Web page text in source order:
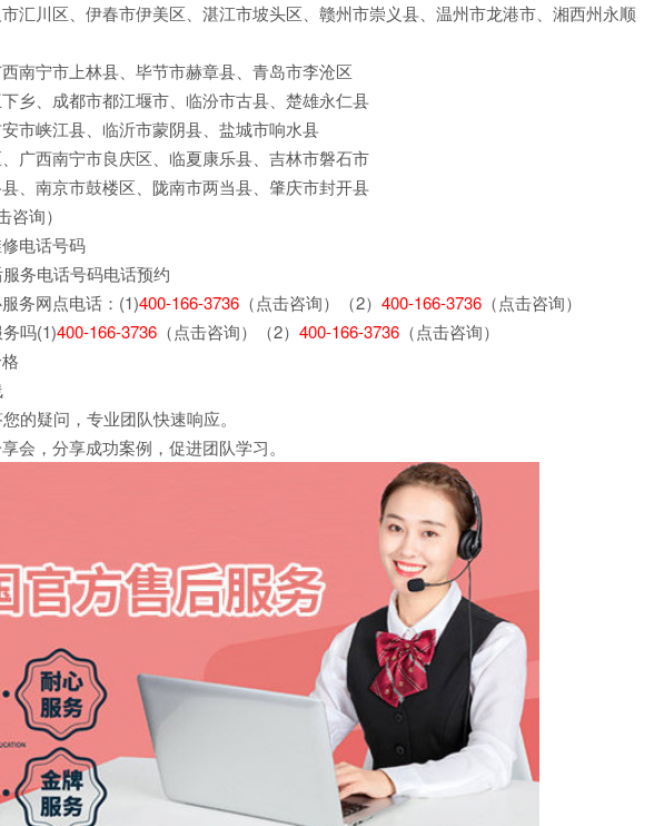
汇川区、伊春市伊美区、湛江市坡头区、赣州市崇义县、温州市龙港市、湘西州永顺
南宁市上林县、毕节市赫章县、青岛市李沧区
乡、成都市都江堰市、临汾市古县、楚雄永仁县
市峡江县、临沂市蒙阴县、盐城市响水县
广西南宁市良庆区、临夏康乐县、吉林市磐石市
、南京市鼓楼区、陇南市两当县、肇庆市封开县
咨询）
电话号码
务电话号码电话预约
务网点电话：(1)400-166-3736 （点击咨询）（2） 400-166-3736 （点击咨询）
吗(1)400-166-3736 （点击咨询）（2） 400-166-3736 （点击咨询）
的疑问，专业团队快速响应。
会，分享成功案例，促进团队学习。